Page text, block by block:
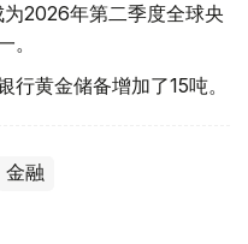
2026年第二季度全球央
。
黄金储备增加了15吨。
金融